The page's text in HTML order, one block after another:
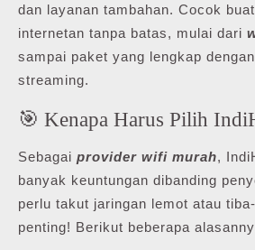
dan layanan tambahan. Cocok
internetan tanpa batas, mulai dari
sampai paket yang lengkap
streaming.
🎯 Kenapa Harus Pilih
Sebagai provider wifi murah,
banyak keuntungan dibanding
perlu takut jaringan lemot atau
penting! Berikut beberapa